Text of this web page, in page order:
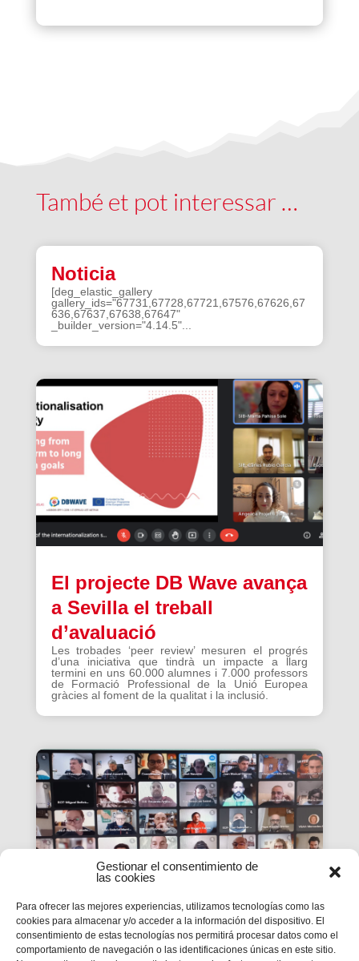
Gestionar el consentimiento de
las cookies
Para ofrecer las mejores experiencias, utilizamos tecnologías como las
cookies para almacenar y/o acceder a la información del dispositivo. El
consentimiento de estas tecnologías nos permitirá procesar datos como el
comportamiento de navegación o las identificaciones únicas en este sitio.
També et pot interessar …
Noticia
[deg_elastic_gallery
gallery_ids="67731,67728,67721,67576,67626,67
636,67637,67638,67647"
_builder_version="4.14.5"...
El projecte DB Wave avança
a Sevilla el treball
d’avaluació
Les trobades ‘peer review’ mesuren el progrés
d’una iniciativa que tindrà un impacte a llarg
termini en uns 60.000 alumnes i 7.000 professors
de Formació Professional de la Unió Europea
gràcies al foment de la qualitat i la inclusió.
La #PasquaSalesiana 2022